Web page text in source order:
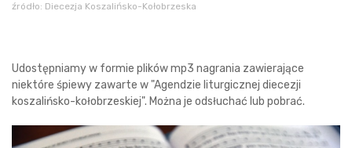
źródło: Diecezja Koszalińsko-Kołobrzeska
Udostępniamy w formie plików mp3 nagrania zawierające
niektóre śpiewy zawarte w "Agendzie liturgicznej diecezji
koszalińsko-kołobrzeskiej". Można je odsłuchać lub pobrać.